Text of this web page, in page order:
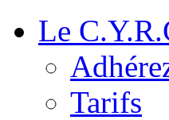
Le
Tarifs